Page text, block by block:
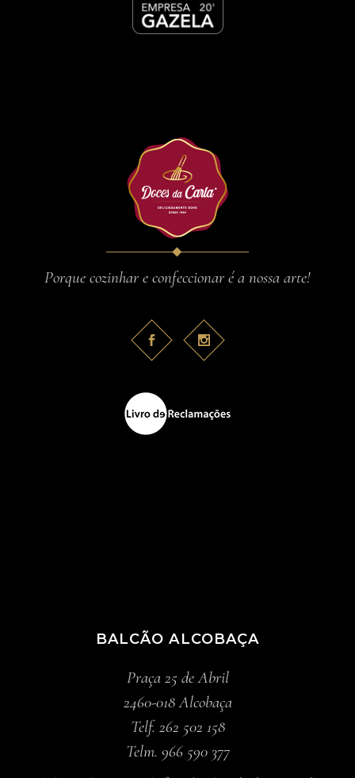
Porque cozinhar e confeccionar é a nossa arte!
BALCÃO ALCOBAÇA
Praça 25 de Abril
2460-018 Alcobaça
Telf. 262 502 158
Telm. 966 590 377